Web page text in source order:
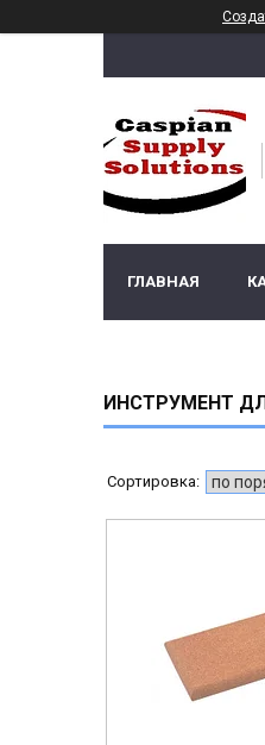
ГЛАВНАЯ
ИНСТРУМЕНТ